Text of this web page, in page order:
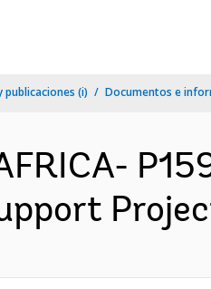
publicaciones (i) Documentos e